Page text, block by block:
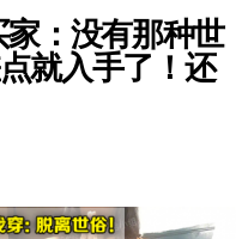
：没有那种世
就入手了！还